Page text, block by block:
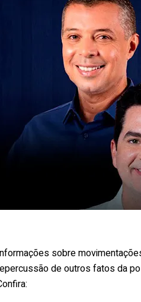
sobre
de outros fatos da